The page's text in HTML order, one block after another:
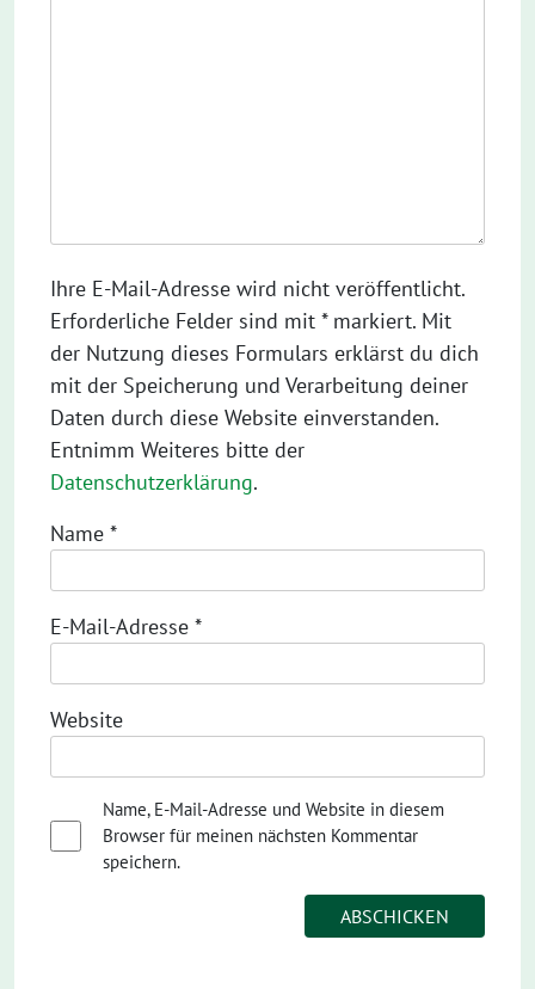
Ihre E-Mail-Adresse wird nicht veröffentlicht.
Erforderliche Felder sind mit * markiert. Mit
der Nutzung dieses Formulars erklärst du dich
mit der Speicherung und Verarbeitung deiner
Daten durch diese Website einverstanden.
Entnimm Weiteres bitte der
Datenschutzerklärung.
Name *
E-Mail-Adresse *
Website
Name, E-Mail-Adresse und Website in diesem
Browser für meinen nächsten Kommentar
speichern.